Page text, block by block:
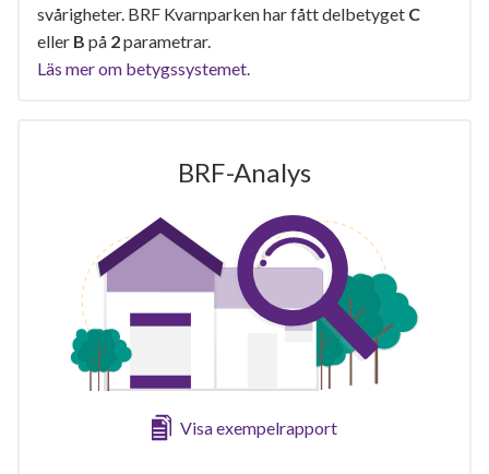
svårigheter. BRF Kvarnparken har fått delbetyget C
eller B på 2parametrar.
Läs mer om betygssystemet.
BRF-Analys
Visa exempelrapport